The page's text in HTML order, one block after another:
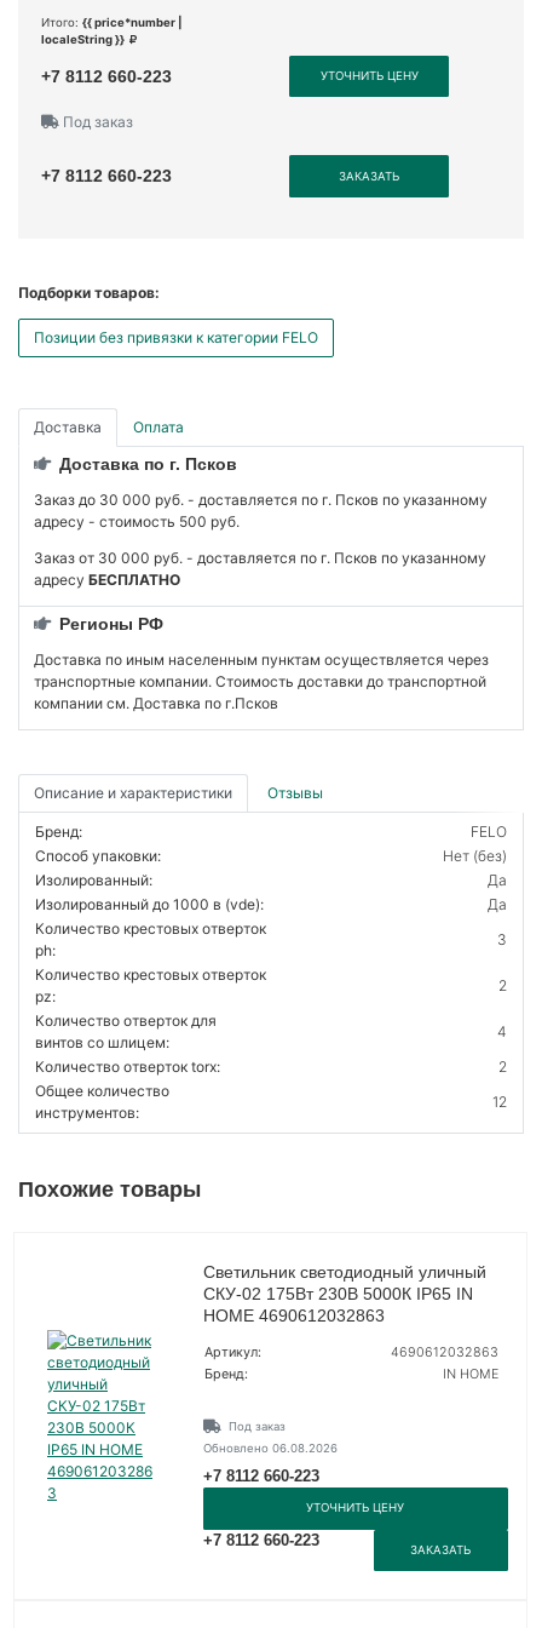
Итого: {{ price*number |
localeString }}
+7 8112 660-223 УТОЧНИТЬ ЦЕНУ
Под заказ
+7 8112 660-223 ЗАКАЗАТЬ
Подборки товаров:
Позиции без привязки к категории FELO
Доставка Оплата
Доставка по г. Псков
Заказ до 30 000 руб. - доставляется по г. Псков по указанному
адресу - стоимость 500 руб.
Заказ от 30 000 руб. - доставляется по г. Псков по указанному
адресу БЕСПЛАТНО
Регионы РФ
Доставка по иным населенным пунктам осуществляется через
транспортные компании. Стоимость доставки до транспортной
компании см. Доставка по г.Псков
Описание и характеристики Отзывы
Бренд:
FELO
Способ упаковки:
Нет (без)
Изолированный:
Да
Изолированный до 1000 в (vde):
Да
Количество крестовых отверток
ph:
3
Количество крестовых отверток
pz:
2
Количество отверток для
винтов со шлицем:
4
Количество отверток torx:
2
Общее количество
инструментов:
12
Похожие товары
Светильник светодиодный уличный
СКУ-02 175Вт 230В 5000К IP65 IN
HOME 4690612032863
Артикул:
4690612032863
Бренд:
IN HOME
Под заказ
Обновлено 06.08.2026
+7 8112 660-223
УТОЧНИТЬ ЦЕНУ
+7 8112 660-223
ЗАКАЗАТЬ